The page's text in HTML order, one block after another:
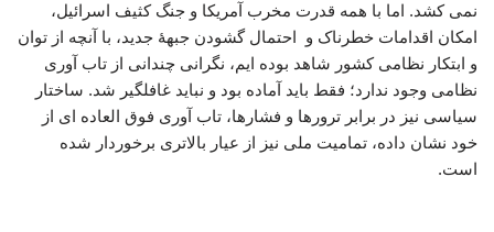
نمی کشد. اما با همه قدرت مخرب آمریکا و جنگ کثیف اسرائیل،
امکان اقدامات خطرناک و احتمال گشودن جبههٔ جدید، با آنچه از توان
و ابتکار نظامی کشور شاهد بوده ایم، نگرانی چندانی از تاب آوری
نظامی وجود ندارد؛ فقط باید آماده بود و نباید غافلگیر شد. ساختار
سیاسی نیز در برابر ترورها و فشارها، تاب آوری فوق العاده ای از
خود نشان داده، تمامیت ملی نیز از عیار بالاتری برخوردار شده
است.